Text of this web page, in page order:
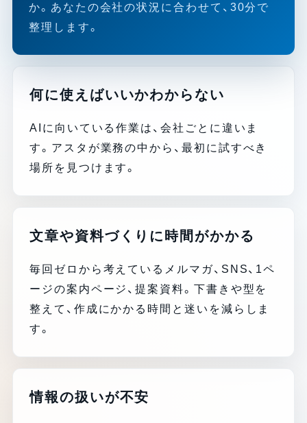
か。あなたの会社の状況に合わせて、30分で
整理します。
何に使えばいいかわからない
AIに向いている作業は、会社ごとに違いま
す。アスタが業務の中から、最初に試すべき
場所を見つけます。
文章や資料づくりに時間がかかる
毎回ゼロから考えているメルマガ、SNS、1ペ
ージの案内ページ、提案資料。下書きや型を
整えて、作成にかかる時間と迷いを減らしま
す。
情報の扱いが不安